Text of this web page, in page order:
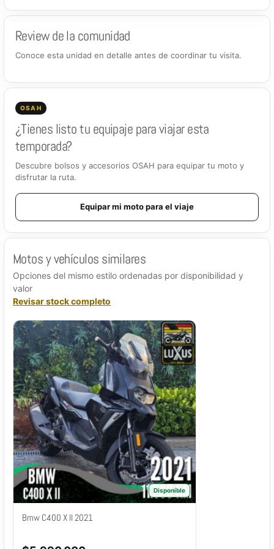
Review de la comunidad
Conoce esta unidad en detalle antes de coordinar tu visita.
OSAH
¿Tienes listo tu equipaje para viajar esta
temporada?
Descubre bolsos y accesorios OSAH para equipar tu moto y
disfrutar la ruta.
Equipar mi moto para el viaje
Motos y vehículos similares
Opciones del mismo estilo ordenadas por disponibilidad y
valor
Revisar stock completo
Disponible
Bmw C400 X II 2021